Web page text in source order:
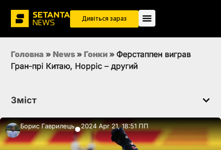
Дивіться зараз
Головна » News » Гонки » Ферстаппен виграв
Гран-прі Китаю, Норріс – другий
Зміст
Борис Гаврилець●2024 Apr 21, 18:51 ПП